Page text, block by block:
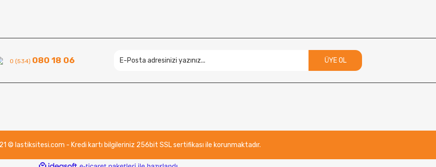
0 (534) 080 18 06 ÜYE OL
© lastiksitesi.com - Kredi kartı bilgileriniz 256bit SSL sertifikası ile korunmaktadır.